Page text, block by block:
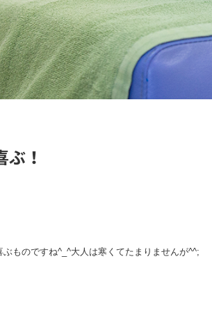
！
喜ぶものですね^_^大人は寒くてたまりませ